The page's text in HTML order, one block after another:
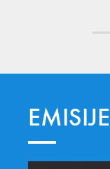
EMISIJE